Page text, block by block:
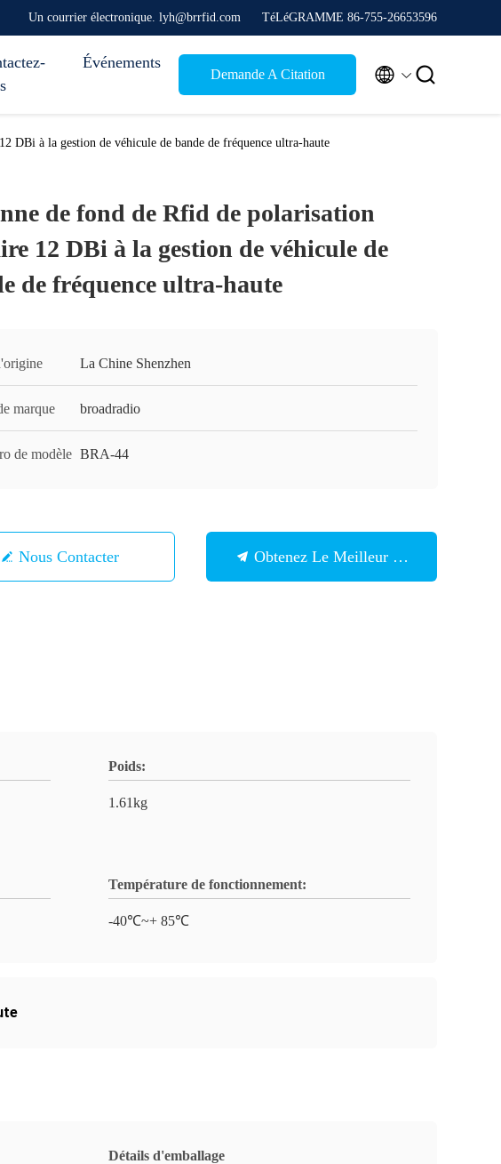
Un courrier électronique. lyh@brrfid.com TéLéGRAMME 86-755-26653596
Événements
Demande A Citation  
DBi à la gestion de véhicule de bande de fréquence ultra-haute
de fond de Rfid de polarisation
12 DBi à la gestion de véhicule de
de fréquence ultra-haute
La Chine Shenzhen
marque broadradio
de modèle BRA-44
Nous Contacter Obtenez Le Meilleur Prix
Poids:
1.61kg
Température de fonctionnement:
-40℃~+ 85℃
Détails d'emballage